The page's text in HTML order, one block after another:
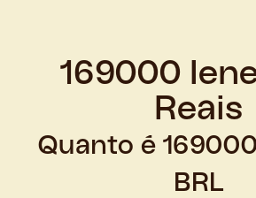
169000
Reais
Quanto é
BRL